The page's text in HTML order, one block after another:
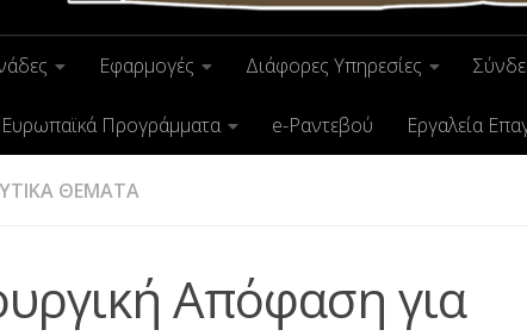
Εφαρμογές Διάφορες Υπηρεσίες
Ευρωπαϊκά Προγράμματα e-Ραντεβού Εργαλεία
ΘΕΜΑΤΑ
Απόφαση για